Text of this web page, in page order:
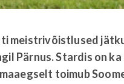
meistrivõistlused
Pärnus. Stardis on
toimub